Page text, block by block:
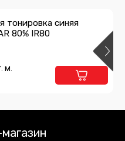
тонировка синяя
80% IR80
м.